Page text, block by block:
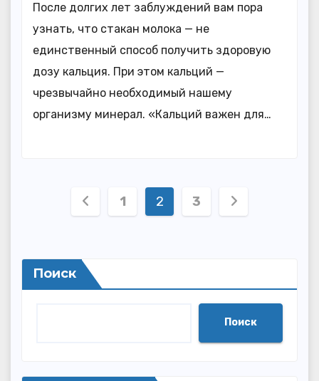
После долгих лет заблуждений вам пора
узнать, что стакан молока — не
единственный способ получить здоровую
дозу кальция. При этом кальций —
чрезвычайно необходимый нашему
организму минерал. «Кальций важен для…
Пагинация
1 2 3
Поиск
Поиск